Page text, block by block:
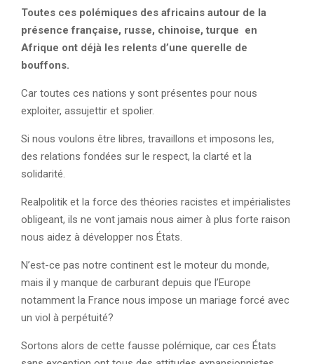
Toutes ces polémiques des africains autour de la
présence française, russe, chinoise, turque en
Afrique ont déjà les relents d’une querelle de
bouffons.
Car toutes ces nations y sont présentes pour nous
exploiter, assujettir et spolier.
Si nous voulons être libres, travaillons et imposons les,
des relations fondées sur le respect, la clarté et la
solidarité.
Realpolitik et la force des théories racistes et impérialistes
obligeant, ils ne vont jamais nous aimer à plus forte raison
nous aidez à développer nos États.
N’est-ce pas notre continent est le moteur du monde,
mais il y manque de carburant depuis que l’Europe
notamment la France nous impose un mariage forcé avec
un viol à perpétuité?
Sortons alors de cette fausse polémique, car ces États